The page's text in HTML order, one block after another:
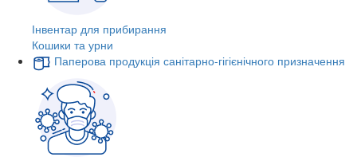
Інвентар для прибирання
Кошики та урни
Паперова продукція санітарно-гігієнічного призначення